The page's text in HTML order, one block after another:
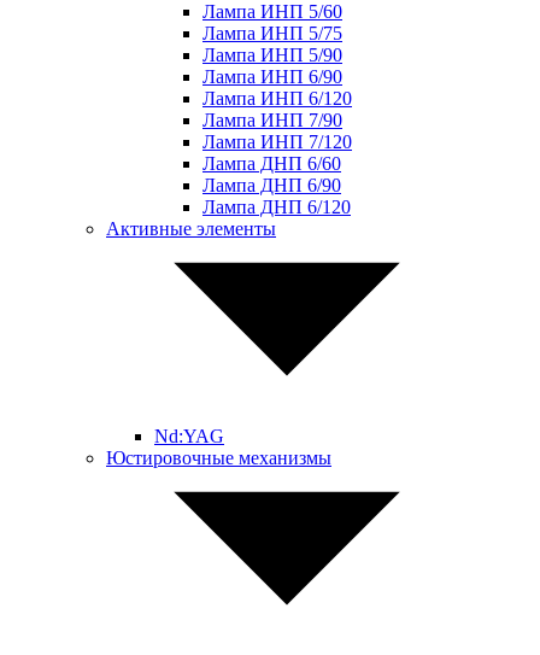
Лампа ИНП 5/60
Лампа ИНП 5/75
Лампа ИНП 5/90
Лампа ИНП 6/90
Лампа ИНП 6/120
Лампа ИНП 7/90
Лампа ИНП 7/120
Лампа ДНП 6/60
Лампа ДНП 6/90
Лампа ДНП 6/120
Активные элементы
Nd:YAG
Юстировочные механизмы